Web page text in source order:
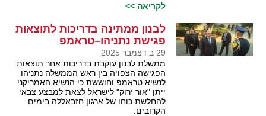
לקריאה >>
לבנון ממתינה בדריכות לתוצאות
פגישת נתניהו–טראמפ
29 ב דצמבר 2025
ממשלת לבנון עוקבת בדריכות אחר תוצאות
הפגישה הצפויה בין ראש הממשלה נתניהו
לנשיא טראמפ וחוששת כי הנשיא האמריקני
ייתן "אור ירוק" לישראל לצאת למבצע צבאי
להחלשת כוחו של ארגון חזבאללה בימים
הקרובים.